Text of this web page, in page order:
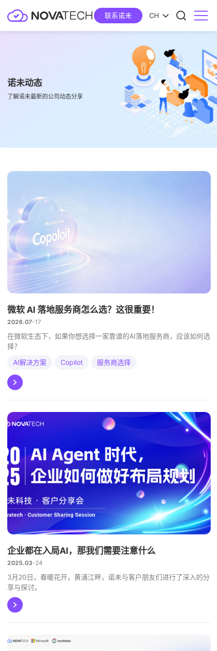
联系诺未 CH
诺未动态
了解诺未最新的公司动态分享
微软 AI 落地服务商怎么选？这很重要！
17
2026.07
在微软生态下，如果你想选择一家靠谱的AI落地服务商，应该如何选
择？
AI解决方案
Copilot 服务商选择
企业都在入局AI，那我们需要注意什么
24
2025.03
3月20日，春暖花开，黄浦江畔，诺未与客户朋友们进行了深入的分
享与探讨。